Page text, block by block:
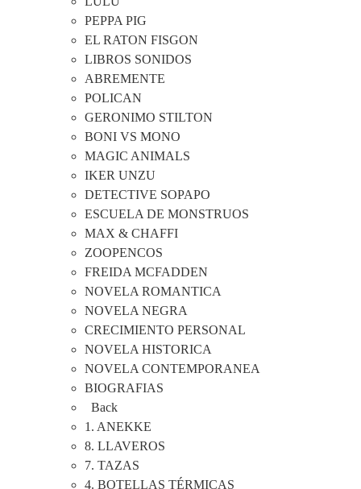
PEPPA PIG
EL RATON FISGON
LIBROS SONIDOS
ABREMENTE
POLICAN
GERONIMO STILTON
BONI VS MONO
MAGIC ANIMALS
IKER UNZU
DETECTIVE SOPAPO
ESCUELA DE MONSTRUOS
MAX & CHAFFI
ZOOPENCOS
FREIDA MCFADDEN
NOVELA ROMANTICA
NOVELA NEGRA
CRECIMIENTO PERSONAL
NOVELA HISTORICA
NOVELA CONTEMPORANEA
BIOGRAFIAS
Back
1. ANEKKE
8. LLAVEROS
7. TAZAS
4. BOTELLAS TÉRMICAS